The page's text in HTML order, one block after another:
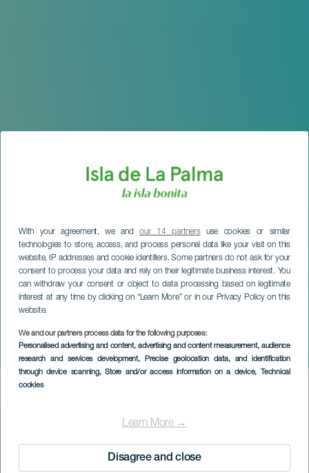
With your agreement, we andour 14 partnersuse cookies or similar
technologies to store, access, and process personal data like your visit on this
website, IP addresses and cookie identifiers. Some partners do not ask for your
consent to process your data and rely on their legitimate business interest. You
can withdraw your consent or object to data processing based on legitimate
interest at any time by clicking on “Learn More” or in our Privacy Policy on this
website.
We and our partners process data for the following purposes:
Personalised advertising and content, advertising and content measurement, audience
research and services development, Precise geolocation data, and identification
through device scanning, Store and/or access information on a device, Technical
cookies
Learn More →
Disagree and close
Pere Martínez konsertissa
LA PALMA
Imagen